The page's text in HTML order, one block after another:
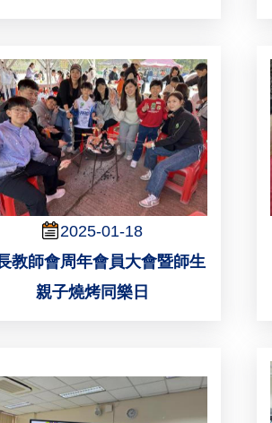
2025-01-18
教師會周年會員大會暨師生
親子燒烤同樂日